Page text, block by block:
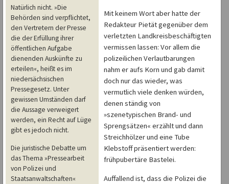
Natürlich nicht. »Die
Behörden sind verpflichtet,
den Vertretern der Presse
die der Erfüllung ihrer
öffentlichen Aufgabe
dienenden Auskünfte zu
erteilen«, heißt es im
niedersächsischen
Pressegesetz. Unter
gewissen Umständen darf
die Aussage verweigert
werden, ein Recht auf Lüge
gibt es jedoch nicht.
Die juristische Debatte um
das Thema »Pressearbeit
von Polizei und
Staatsanwaltschaften«
Mit keinem Wort aber hatte der
Redakteur Pietät gegenüber dem
verletzten Landkreisbeschäftigten
vermissen lassen: Vor allem die
polizeilichen Verlautbarungen
nahm er aufs Korn und gab damit
doch nur das wieder, was
vermutlich viele denken würden,
denen ständig von
»szenetypischen Brand- und
Sprengsätzen« erzählt und dann
Streichhölzer und eine Tube
Klebstoff präsentiert werden:
frühpubertäre Bastelei.
Auffallend ist, dass die Polizei die